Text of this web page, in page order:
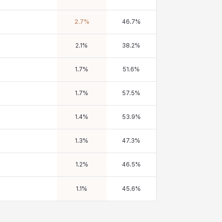
2.7% 46.7%
2.1 % 38.2%
1.7% 51.6%
1.7% 57.5%
1.4% 53.9%
1.3% 47.3%
1.2% 46.5%
1.1 % 45.6%